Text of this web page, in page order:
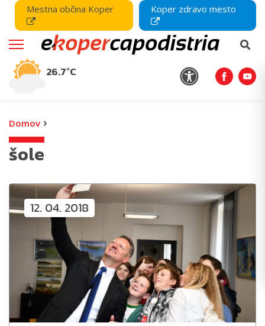
Mestna občina Koper Koper zdravo mesto
26.7°C
Domov ›
šole
12. 04. 2018